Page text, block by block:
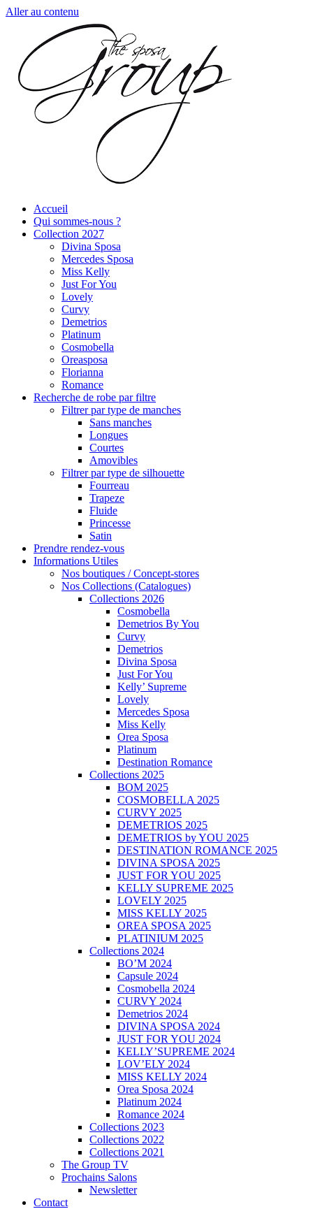
Aller au contenu
Accueil
Qui sommes-nous ?
Collection 2027
Divina Sposa
Mercedes Sposa
Miss Kelly
Just For You
Lovely
Curvy
Demetrios
Platinum
Cosmobella
Oreasposa
Florianna
Romance
Recherche de robe par filtre
Filtrer par type de manches
Sans manches
Longues
Courtes
Amovibles
Filtrer par type de silhouette
Fourreau
Trapeze
Fluide
Princesse
Satin
Prendre rendez-vous
Informations Utiles
Nos boutiques / Concept-stores
Nos Collections (Catalogues)
Collections 2026
Cosmobella
Demetrios By You
Curvy
Demetrios
Divina Sposa
Just For You
Kelly’ Supreme
Lovely
Mercedes Sposa
Miss Kelly
Orea Sposa
Platinum
Destination Romance
Collections 2025
BOM 2025
COSMOBELLA 2025
CURVY 2025
DEMETRIOS 2025
DEMETRIOS by YOU 2025
DESTINATION ROMANCE 2025
DIVINA SPOSA 2025
JUST FOR YOU 2025
KELLY SUPREME 2025
LOVELY 2025
MISS KELLY 2025
OREA SPOSA 2025
PLATINIUM 2025
Collections 2024
BO’M 2024
Capsule 2024
Cosmobella 2024
CURVY 2024
Demetrios 2024
DIVINA SPOSA 2024
JUST FOR YOU 2024
KELLY’SUPREME 2024
LOV’ELY 2024
MISS KELLY 2024
Orea Sposa 2024
Platinum 2024
Romance 2024
Collections 2023
Collections 2022
Collections 2021
The Group TV
Prochains Salons
Newsletter
Contact